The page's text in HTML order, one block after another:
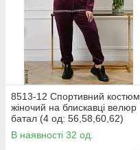
8513-12 Спортивний костюм
жіночий на блискавці велюр
батал (4 од: 56,58,60,62)
В наявності 32 од.